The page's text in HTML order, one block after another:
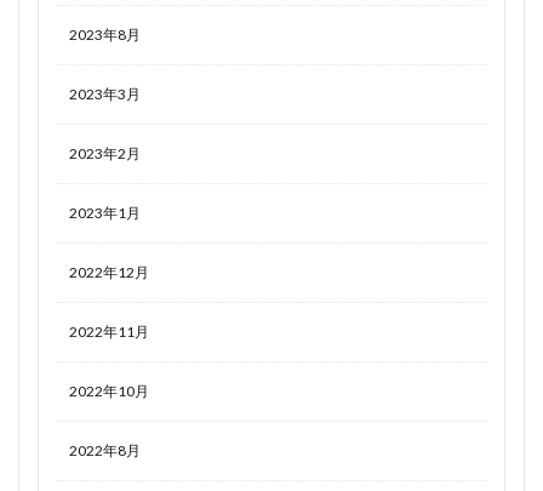
2023年8月
2023年3月
2023年2月
2023年1月
2022年12月
2022年11月
2022年10月
2022年8月